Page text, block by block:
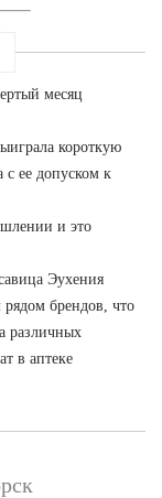
месяц
короткую
с ее допуском к
и это
Эухения
брендов, что
различных
в аптеке